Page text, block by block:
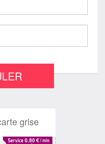
grise